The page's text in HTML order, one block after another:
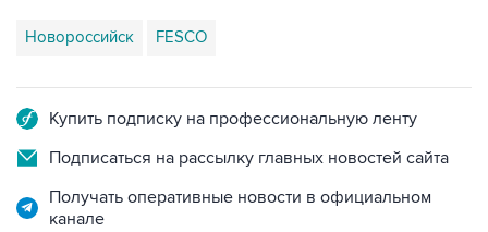
Новороссийск FESCO
Купить подписку на профессиональную ленту
Подписаться на рассылку главных новостей сайта
Получать оперативные новости в официальном
канале